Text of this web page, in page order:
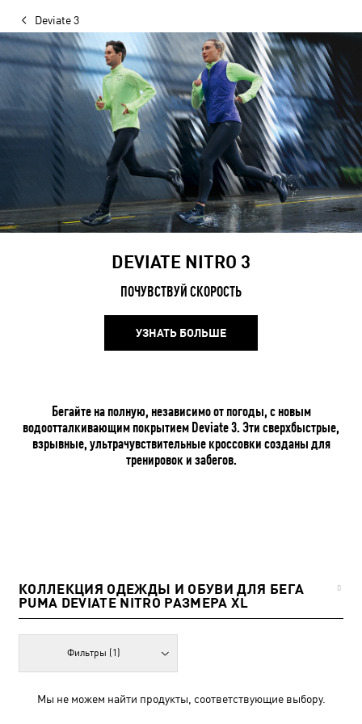
Deviate 3
DEVIATE NITRO 3
ПОЧУВСТВУЙ СКОРОСТЬ
УЗНАТЬ БОЛЬШЕ
Бегайте на полную, независимо от погоды, с новым
водоотталкивающим покрытием Deviate 3. Эти сверхбыстрые,
взрывные, ультрачувствительные кроссовки созданы для
тренировок и забегов.
КОЛЛЕКЦИЯ ОДЕЖДЫ И ОБУВИ ДЛЯ БЕГА
PUMA DEVIATE NITRO РАЗМЕРА XL
0
Фильтры (1)
Мы не можем найти продукты, соответствующие выбору.